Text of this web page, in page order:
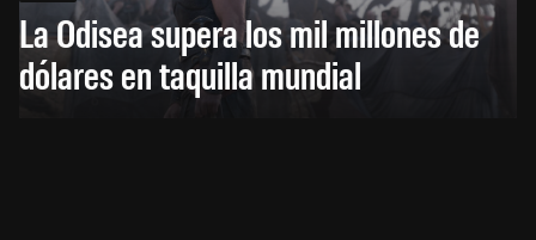
La Odisea supera los mil millones de
dólares en taquilla mundial